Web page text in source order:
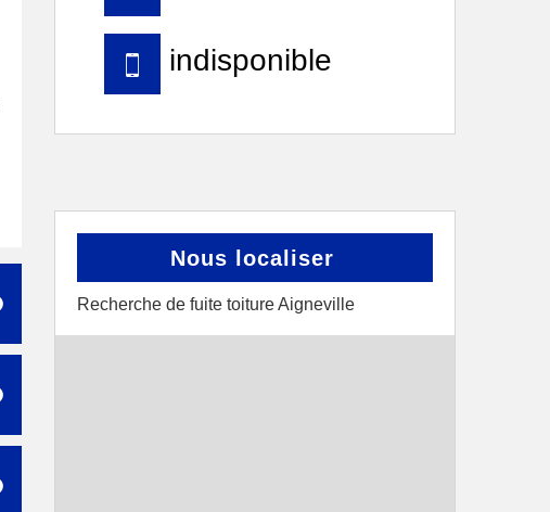
indisponible
Nous localiser
Recherche de fuite toiture Aigneville